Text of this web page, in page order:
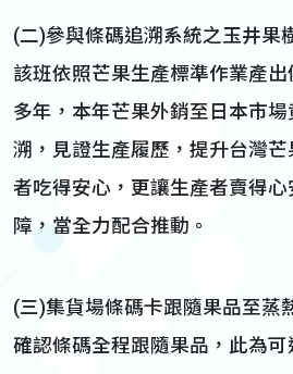
(二)參與條碼追溯系統之玉井果
該班依照芒果生產標準作業產
多年，本年芒果外銷至日本市
溯，見證生產履歷，提升台灣
者吃得安心，更讓生產者賣得
障，當全力配合推動。
(三)集貨場條碼卡跟隨果品至蒸
確認條碼全程跟隨果品，此為可